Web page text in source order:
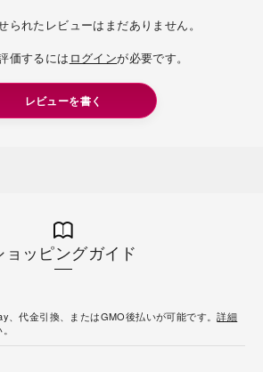
られたレビューはまだありません。
価するには ログインが必要です。
レビューを書く
ョッピングガイド
、代金引換、またはGMO後払いが可能です。詳細